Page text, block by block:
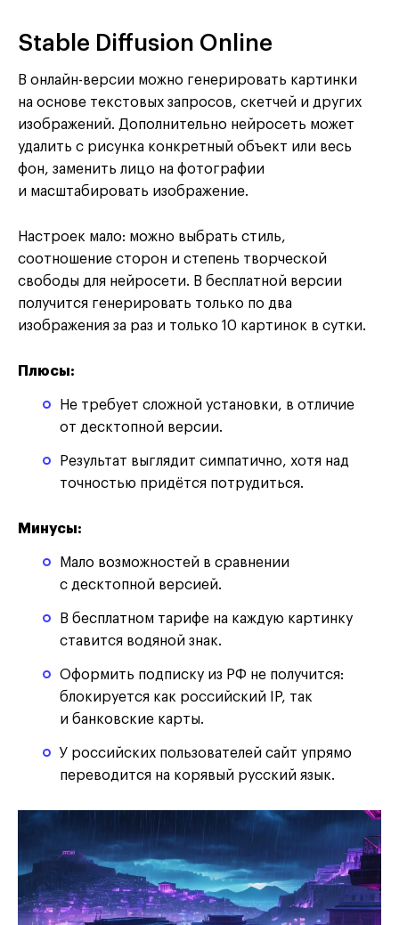
Stable Diffusion Online
В онлайн-версии можно генерировать картинки
на основе текстовых запросов, скетчей и других
изображений. Дополнительно нейросеть может
удалить с рисунка конкретный объект или весь
фон, заменить лицо на фотографии
и масштабировать изображение.
Настроек мало: можно выбрать стиль,
соотношение сторон и степень творческой
свободы для нейросети. В бесплатной версии
получится генерировать только по два
изображения за раз и только 10 картинок в сутки.
Плюсы:
Не требует сложной установки, в отличие
от десктопной версии.
Результат выглядит симпатично, хотя над
точностью придётся потрудиться.
Минусы:
Мало возможностей в сравнении
с десктопной версией.
В бесплатном тарифе на каждую картинку
ставится водяной знак.
Оформить подписку из РФ не получится:
блокируется как российский IP, так
и банковские карты.
У российских пользователей сайт упрямо
переводится на корявый русский язык.